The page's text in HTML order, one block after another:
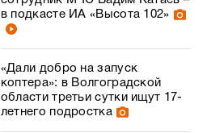
в подкасте ИА «Высота 102»
«Дали добро на запуск
коптера»: в Волгоградской
области третьи сутки ищут 17-
летнего подростка